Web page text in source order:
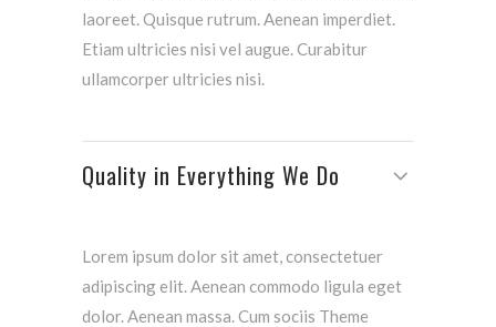
laoreet. Quisque rutrum. Aenean imperdiet.
Etiam ultricies nisi vel augue. Curabitur
ullamcorper ultricies nisi.
Quality in Everything We Do
Lorem ipsum dolor sit amet, consectetuer
adipiscing elit. Aenean commodo ligula eget
dolor. Aenean massa. Cum sociis Theme